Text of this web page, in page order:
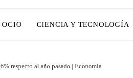
OCIO CIENCIA Y TECNOLOGÍA
respecto al año pasado | Economía